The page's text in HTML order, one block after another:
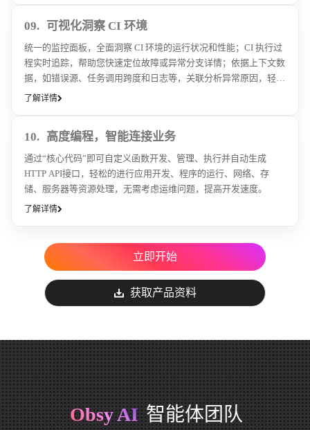
09. 可视化洞察 CI 环境
统一的监控面板，全面洞察 CI 环境的运行状况和性能；CI 执行过
程实时追踪，帮助您快速定位故障或异常分支详情；依据上下文数
据，如错误源、任务调用跨度和日志等，关联分析异常原因，轻松
进行故障排除，让您持续、快速、高质量地交付产品。
了解详情
10. 高度编程，智能连接业务
通过“核心代码”即可自定义函数开发、管理、执行并自动生成
HTTP API接口，轻松的进行应用开发、程序的运行、网络、存
储、服务器等资源处理，无需考虑运维问题，提高开发速度。
了解详情
立即开始
获取产品资料
Obsy AI智能体团队